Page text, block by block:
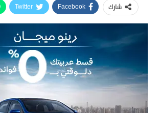
شارك Facebook
Twitter